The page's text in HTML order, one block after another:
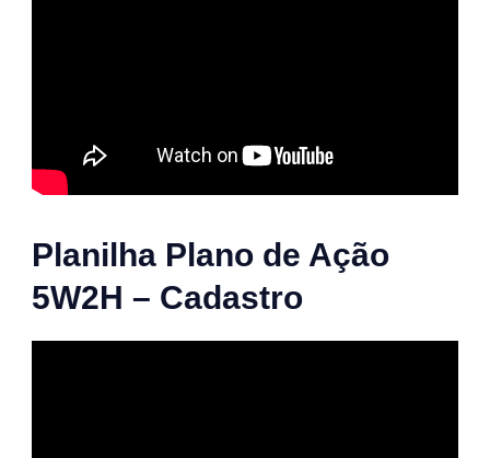
Planilha Plano de Ação
5W2H – Cadastro